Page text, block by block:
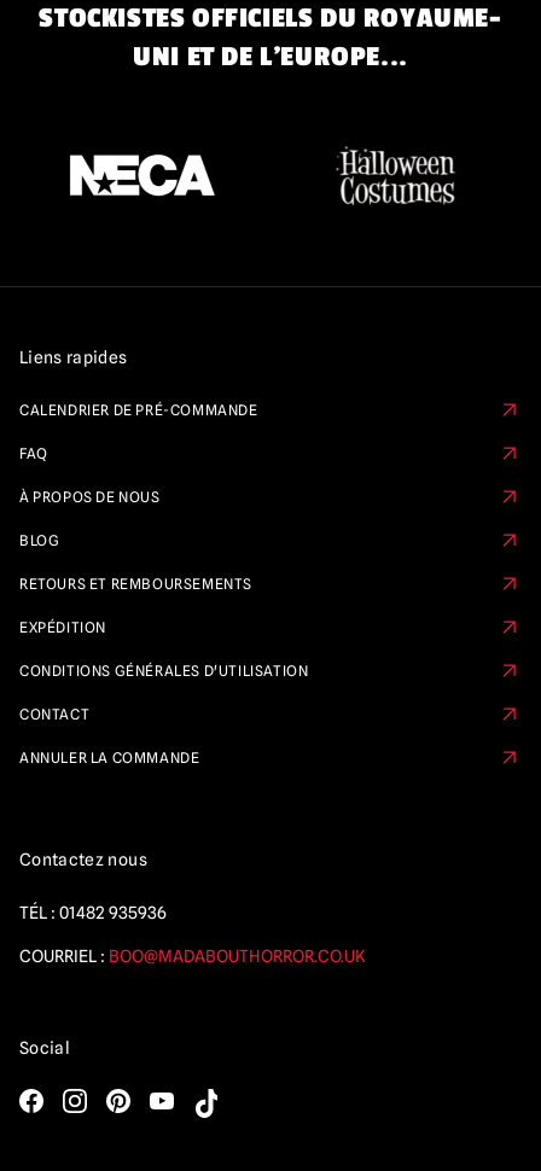
STOCKISTES OFFICIELS DU ROYAUME-
UNI ET DE L'EUROPE...
Liens rapides
CALENDRIER DE PRÉ-COMMANDE
FAQ
À PROPOS DE NOUS
BLOG
RETOURS ET REMBOURSEMENTS
EXPÉDITION
CONDITIONS GÉNÉRALES D'UTILISATION
CONTACT
ANNULER LA COMMANDE
Contactez nous
TÉL : 01482 935936
COURRIEL : BOO@MADABOUTHORROR.CO.UK
Social